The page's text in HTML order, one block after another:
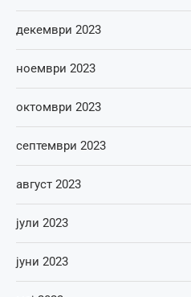
декември 2023
ноември 2023
октомври 2023
септември 2023
август 2023
јули 2023
јуни 2023